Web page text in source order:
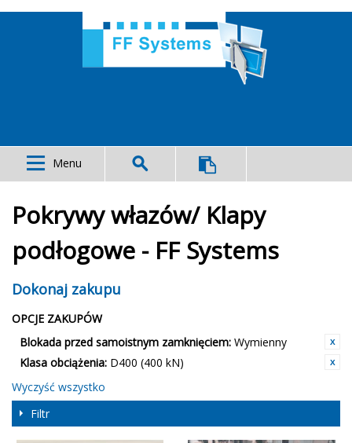
Menu
Pokrywy włazów/ Klapy
podłogowe - FF Systems
Dokonaj zakupu
OPCJE ZAKUPÓW
Blokada przed samoistnym zamknięciem: Wymienny
Klasa obciążenia: D400 (400 kN)
Wyczyść wszystko
Filtr